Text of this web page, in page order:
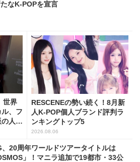
なK-POPを宣言
世界
、フ
人気
RESCENEの勢い続く！8月新
人K-POP個人ブランド評判ラ
ンキングトップ5
2026.08.06
20周年ワールドツアータイトルは
」！マニラ追加で19都市・33公